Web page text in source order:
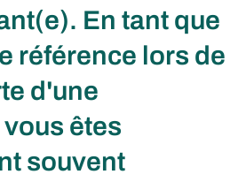
En tant que
référence lors de
d'une
êtes
souvent